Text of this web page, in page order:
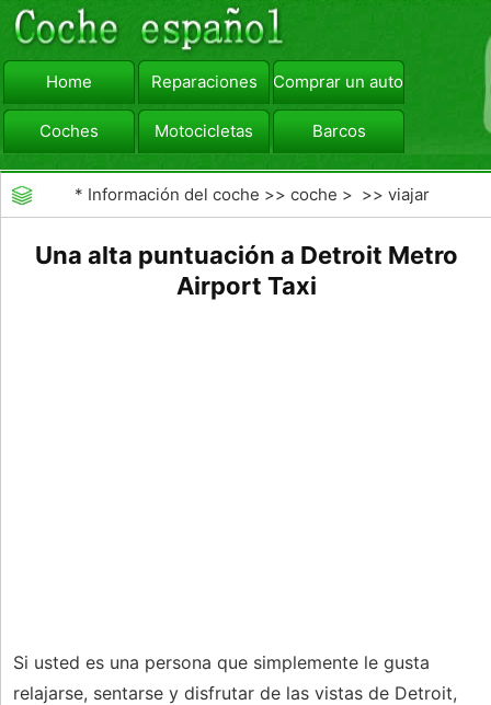
Home Reparaciones Comprar un automóvil
Coches Motocicletas Barcos
viajar Camiones
* Información del coche >>coche > >>viajar
Una alta puntuación a Detroit Metro
Airport Taxi
Si usted es una persona que simplemente le gusta
relajarse, sentarse y disfrutar de las vistas de Detroit,